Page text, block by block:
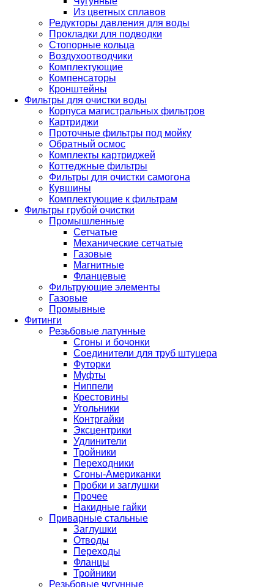
Из цветных сплавов
Редукторы давления для воды
Прокладки для подводки
Стопорные кольца
Воздухоотводчики
Комплектующие
Компенсаторы
Кронштейны
Фильтры для очистки воды
Корпуса магистральных фильтров
Картриджи
Проточные фильтры под мойку
Обратный осмос
Комплекты картриджей
Коттеджные фильтры
Фильтры для очистки самогона
Кувшины
Комплектующие к фильтрам
Фильтры грубой очистки
Промышленные
Сетчатые
Механические сетчатые
Газовые
Магнитные
Фланцевые
Фильтрующие элементы
Газовые
Промывные
Фитинги
Резьбовые латунные
Сгоны и бочонки
Соединители для труб штуцера
Футорки
Муфты
Ниппели
Крестовины
Угольники
Контргайки
Эксцентрики
Удлинители
Тройники
Переходники
Сгоны-Американки
Пробки и заглушки
Прочее
Накидные гайки
Приварные стальные
Заглушки
Отводы
Переходы
Фланцы
Тройники
Резьбовые чугунные